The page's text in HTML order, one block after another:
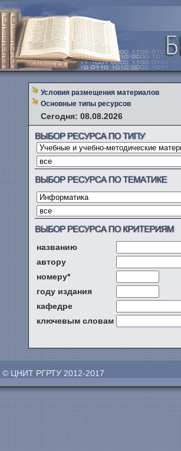
Условия размещения материалов
Основные типы ресурсов
Сегодня: 08.08.2026
названию
автору
номеру*
году издания
кафедре
ключевым словам
© ЦНИТ РГРТУ 2012-2017